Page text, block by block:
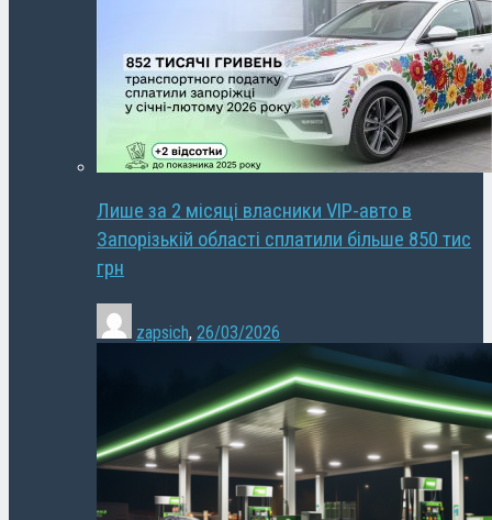
Лише за 2 місяці власники VIP-авто в
Запорізькій області сплатили більше 850 тис
грн
zapsich, 26/03/2026